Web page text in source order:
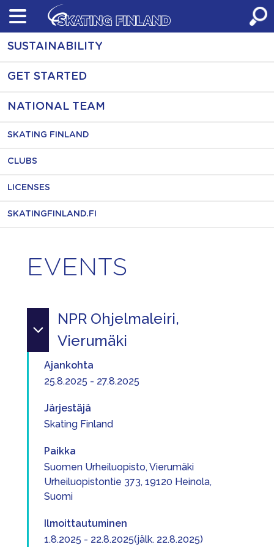
Skip
content
SUSTAINABILITY
GET STARTED
NATIONAL TEAM
SKATING FINLAND
CLUBS
LICENSES
SKATINGFINLAND.FI
EVENTS
NPR Ohjelmaleiri,
Vierumäki
Ajankohta
25.8.2025 - 27.8.2025
Järjestäjä
Skating Finland
Paikka
Suomen Urheiluopisto, Vierumäki
Urheiluopistontie 373, 19120 Heinola,
Suomi
Ilmoittautuminen
1.8.2025 - 22.8.2025(jälk. 22.8.2025)